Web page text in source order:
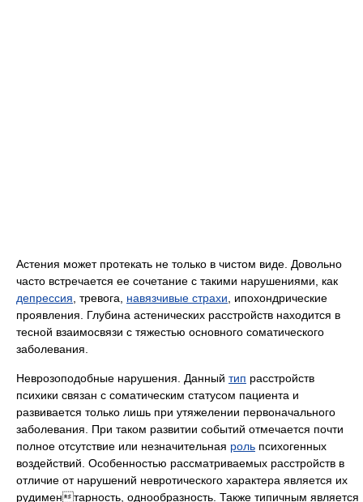
Астения может протекать не только в чистом виде. Довольно
часто встречается ее сочетание с такими нарушениями, как
депрессия , тревога, навязчивые страхи , ипохондрические
проявления. Глубина астенических расстройств находится в
тесной взаимосвязи с тяжестью основного соматического
заболевания.
Неврозоподобные нарушения. Данный тип расстройств
психики связан с соматическим статусом пациента и
развивается только лишь при утяжелении первоначального
заболевания. При таком развитии событий отмечается почти
полное отсутствие или незначительная роль психогенных
воздействий. Особенностью рассматриваемых расстройств в
отличие от нарушений невротического характера является их
рудиментарность, однообразность. Также типичным является